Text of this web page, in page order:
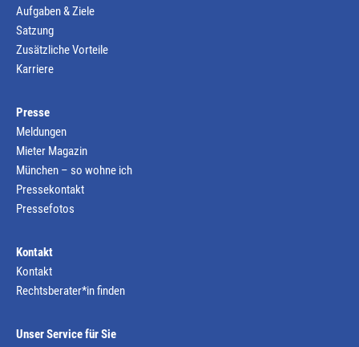
Aufgaben & Ziele
Satzung
Zusätzliche Vorteile
Karriere
Presse
Meldungen
Mieter Magazin
München – so wohne ich
Pressekontakt
Pressefotos
Kontakt
Kontakt
Rechtsberater*in finden
Unser Service für Sie